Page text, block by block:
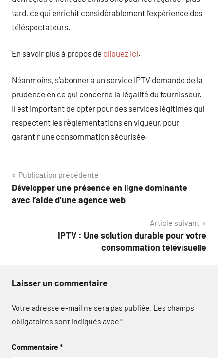
tard, ce qui enrichit considérablement l’expérience des
téléspectateurs.
En savoir plus à propos de cliquez ici.
Néanmoins, s’abonner à un service IPTV demande de la
prudence en ce qui concerne la légalité du fournisseur.
Il est important de opter pour des services légitimes qui
respectent les règlementations en vigueur, pour
garantir une consommation sécurisée.
Navigation
de
Publication précédente
Développer une présence en ligne dominante
avec l’aide d’une agence web
Article suivant
IPTV : Une solution durable pour votre
consommation télévisuelle
Laisser un commentaire
Votre adresse e-mail ne sera pas publiée. Les champs
obligatoires sont indiqués avec*
Commentaire*